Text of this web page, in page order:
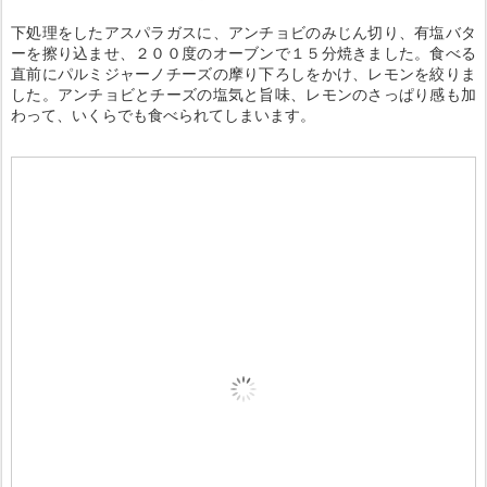
下処理をしたアスパラガスに、アンチョビのみじん切り、有塩バタ
ーを擦り込ませ、２００度のオーブンで１５分焼きました。食べる
直前にパルミジャーノチーズの摩り下ろしをかけ、レモンを絞りま
した。アンチョビとチーズの塩気と旨味、レモンのさっぱり感も加
わって、いくらでも食べられてしまいます。